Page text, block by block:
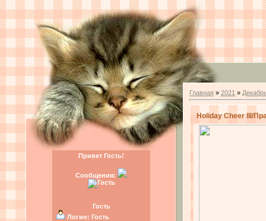
Привет Гость!
Сообщения:
Гость
Логин: Гость
Главная » 2021 »
Holiday Cheer III/